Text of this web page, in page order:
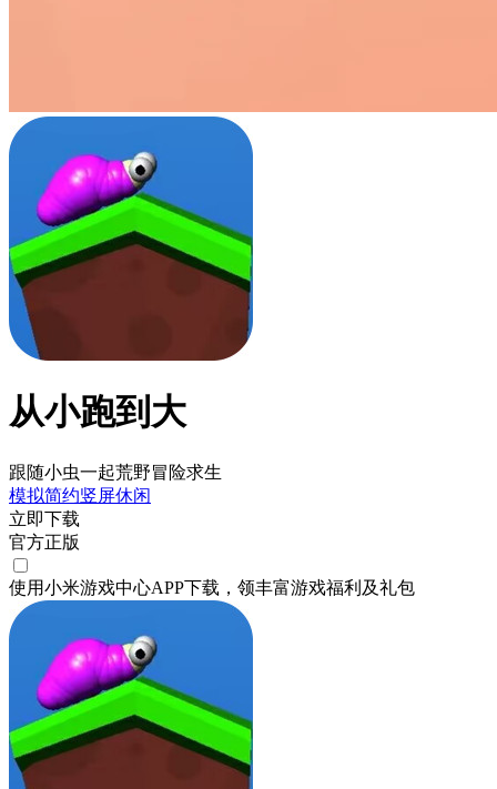
从小跑到大
跟随小虫一起荒野冒险求生
模拟简约竖屏休闲
立即下载
官方正版
使用小米游戏中心APP下载 ，领丰富游戏福利 及礼包